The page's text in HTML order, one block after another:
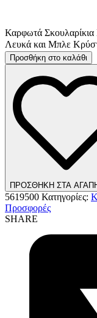
Καρφωτά
Λευκά και Μπλε
Προσθήκη στο καλάθι
ΠΡΟΣΘΗΚΗ ΣΤΑ
5619500 Κατηγορίες:
Προσφορές
SHARE